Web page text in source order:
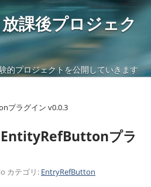
課後プロジェク
的プロジェクトを公開していきます
プラグイン v0.0.3
プラ
カテゴリ: EntryRefButton